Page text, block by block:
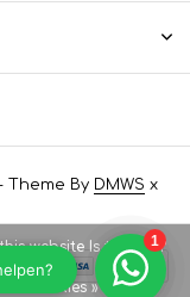
Theme By DMWS x
website Is this OK?
on cookies »